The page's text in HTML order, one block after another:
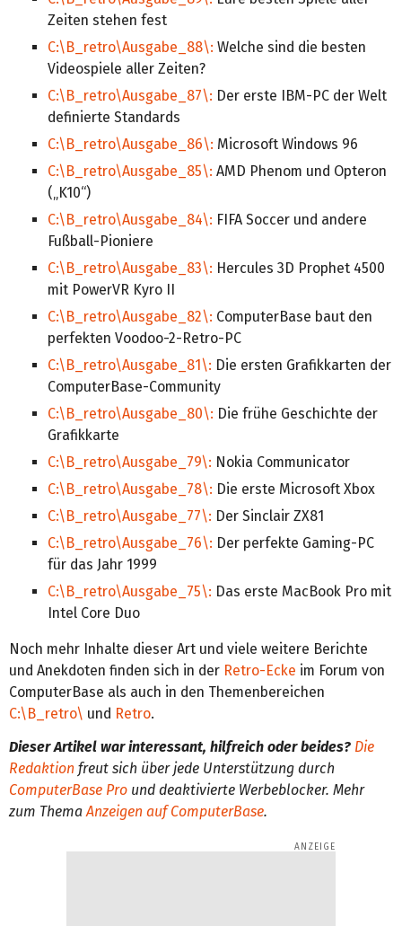
Zeiten stehen fest
C:\B_retro\Ausgabe_88\: Welche sind die besten
Videospiele aller Zeiten?
C:\B_retro\Ausgabe_87\: Der erste IBM-PC der Welt
definierte Standards
C:\B_retro\Ausgabe_86\: Microsoft Windows 96
C:\B_retro\Ausgabe_85\: AMD Phenom und Opteron
(„K10“)
C:\B_retro\Ausgabe_84\: FIFA Soccer und andere
Fußball-Pioniere
C:\B_retro\Ausgabe_83\: Hercules 3D Prophet 4500
mit PowerVR Kyro II
C:\B_retro\Ausgabe_82\: ComputerBase baut den
perfekten Voodoo-2-Retro-PC
C:\B_retro\Ausgabe_81\: Die ersten Grafikkarten der
ComputerBase-Community
C:\B_retro\Ausgabe_80\: Die frühe Geschichte der
Grafikkarte
C:\B_retro\Ausgabe_79\: Nokia Communicator
C:\B_retro\Ausgabe_78\: Die erste Microsoft Xbox
C:\B_retro\Ausgabe_77\: Der Sinclair ZX81
C:\B_retro\Ausgabe_76\: Der perfekte Gaming-PC
für das Jahr 1999
C:\B_retro\Ausgabe_75\: Das erste MacBook Pro mit
Intel Core Duo
Noch mehr Inhalte dieser Art und viele weitere Berichte
und Anekdoten finden sich in der Retro-Ecke im Forum von
ComputerBase als auch in den Themenbereichen
C:\B_retro\ und Retro.
Dieser Artikel war interessant, hilfreich oder beides? Die
Redaktion freut sich über jede Unterstützung durch
ComputerBase Pro und deaktivierte Werbeblocker. Mehr
zum Thema Anzeigen auf ComputerBase.